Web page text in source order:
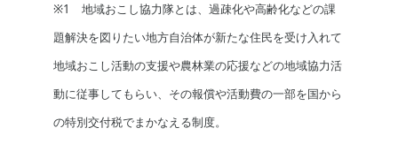
※1 地域おこし協力隊とは、過疎化や高齢化などの課
題解決を図りたい地方自治体が新たな住民を受け入れて
地域おこし活動の支援や農林業の応援などの地域協力活
動に従事してもらい、その報償や活動費の一部を国から
の特別交付税でまかなえる制度。